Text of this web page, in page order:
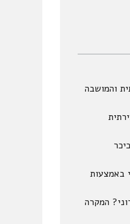
והמושבה
באמצעות
המקרה